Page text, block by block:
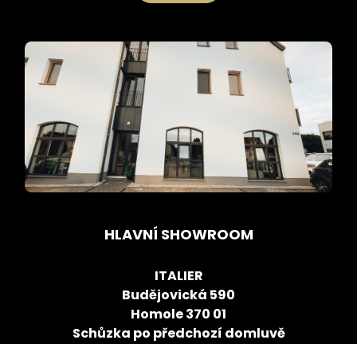
HLAVNÍ SHOWROOM
ITALIER
Budějovická 590
Homole 370 01
Schůzka po předchozí domluvě